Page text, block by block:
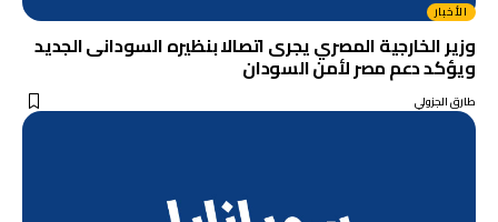
الأخبار
وزير الخارجية المصري يجرى اتصالا بنظيره السودانى الجديد
ويؤكد دعم مصر لأمن السودان
طارق الجزولي